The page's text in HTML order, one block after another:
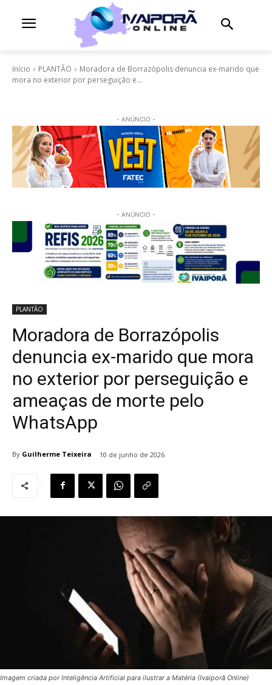
Início PLANTÃO
Moradora de Borrazópolis denuncia ex-marido que
mora no exterior por perseguição e...
- ANÚNCIO -
- ANÚNCIO -
PLANTÃO
Moradora de Borrazópolis
denuncia ex-marido que mora
no exterior por perseguição e
ameaças de morte pelo
WhatsApp
By Guilherme Teixeira 10 de junho de 2026
Imagem criada por Inteligência Artificial para ilustrar a Matéria (Ivaiporã Online)